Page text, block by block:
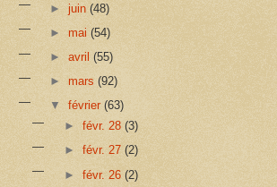
►juin(48)
►mai(54)
►avril(55)
► mars(92)
▼février(63)
► févr. 28 (3)
► févr. 27 (2)
► févr. 26 (2)